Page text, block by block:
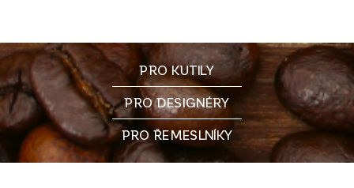
PRO KUTILY
PRO DESIGNÉRY
PRO ŘEMESLNÍKY